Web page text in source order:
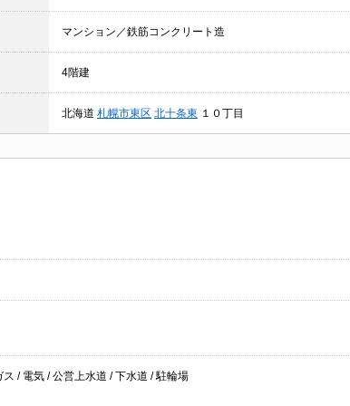
マンション／鉄筋コンクリート造
4階建
北海道 札幌市東区 北十条東 １０丁目
/ 電気 / 公営上水道 / 下水道 / 駐輪場